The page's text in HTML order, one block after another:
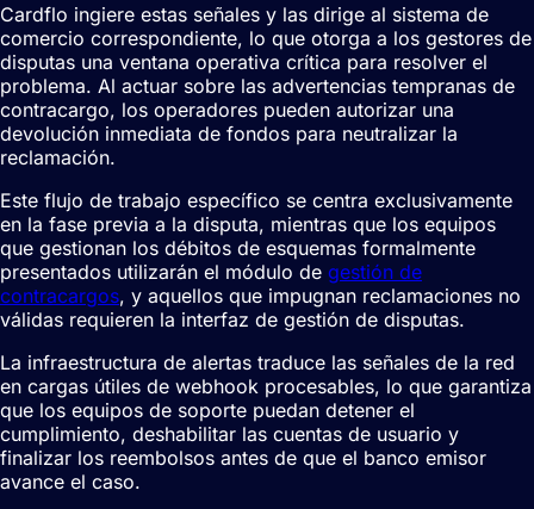
Cardflo ingiere estas señales y las dirige al sistema de
comercio correspondiente, lo que otorga a los gestores de
disputas una ventana operativa crítica para resolver el
problema. Al actuar sobre las advertencias tempranas de
contracargo, los operadores pueden autorizar una
devolución inmediata de fondos para neutralizar la
reclamación.
Este flujo de trabajo específico se centra exclusivamente
en la fase previa a la disputa, mientras que los equipos
que gestionan los débitos de esquemas formalmente
presentados utilizarán el módulo de gestión de
contracargos, y aquellos que impugnan reclamaciones no
válidas requieren la interfaz de gestión de disputas.
La infraestructura de alertas traduce las señales de la red
en cargas útiles de webhook procesables, lo que garantiza
que los equipos de soporte puedan detener el
cumplimiento, deshabilitar las cuentas de usuario y
finalizar los reembolsos antes de que el banco emisor
avance el caso.